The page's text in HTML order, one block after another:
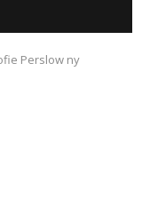
Perslow ny